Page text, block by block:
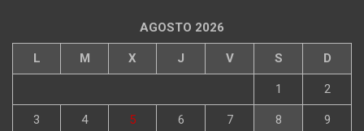
AGOSTO 2026
L M X J V S D
1 2
3 4 5 6 7 8 9